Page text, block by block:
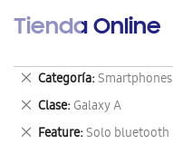
Tienda Online
Categoría Smartphones
Eliminar
este
artículo
Clase Galaxy A
Eliminar
este
Feature Solo bluetooth
Eliminar